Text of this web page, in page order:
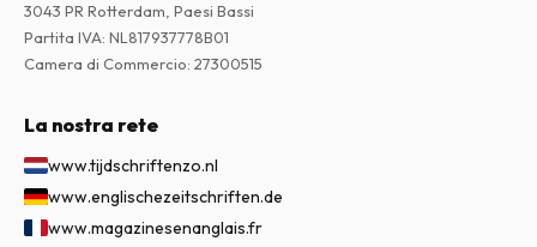
3043 PR Rotterdam, Paesi Bassi
Partita IVA: NL817937778B01
Camera di Commercio: 27300515
La nostra rete
www.tijdschriftenzo.nl
www.englischezeitschriften.de
www.magazinesenanglais.fr